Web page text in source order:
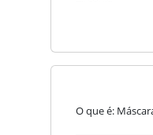
O que é: